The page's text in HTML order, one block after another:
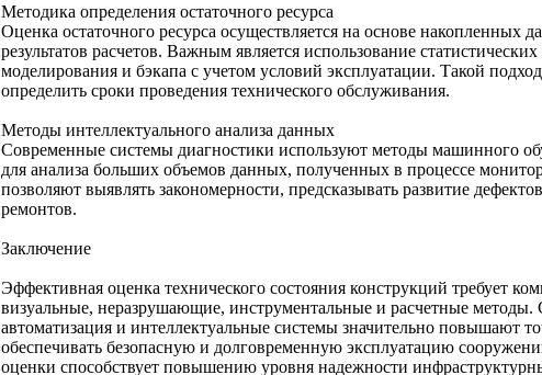
Методика определения остаточного ресурса
Оценка остаточного ресурса осуществляется на основе накопленных
результатов расчетов. Важным является использование
моделирования и бэкапа с учетом условий эксплуатации. Такой
определить сроки проведения технического обслуживания.
Методы интеллектуального анализа данных
Современные системы диагностики используют методы машинного
для анализа больших объемов данных, полученных в процессе
позволяют выявлять закономерности, предсказывать развитие
ремонтов.
Заключение
Эффективная оценка технического состояния конструкций требует
визуальные, неразрушающие, инструментальные и расчетные методы.
автоматизация и интеллектуальные системы значительно повышают
обеспечивать безопасную и долговременную эксплуатацию
оценки способствует повышению уровня надежности